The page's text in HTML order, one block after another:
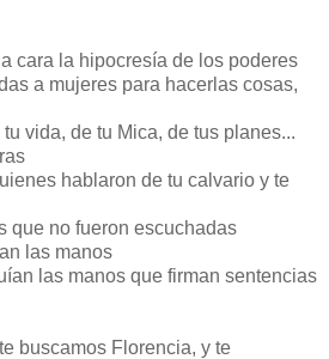
cara la hipocresía de los poderes
a mujeres para hacerlas cosas,
vida, de tu Mica, de tus planes...
hablaron de tu calvario y te
que no fueron escuchadas
las manos
las manos que firman sentencias
buscamos Florencia, y te